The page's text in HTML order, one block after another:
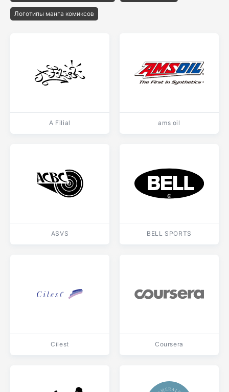
Логотипы манга комиксов
A Filial ams oil
ASVS BELL SPORTS
Cilest Coursera